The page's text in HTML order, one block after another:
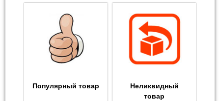
Популярный товар
Неликвидный
товар